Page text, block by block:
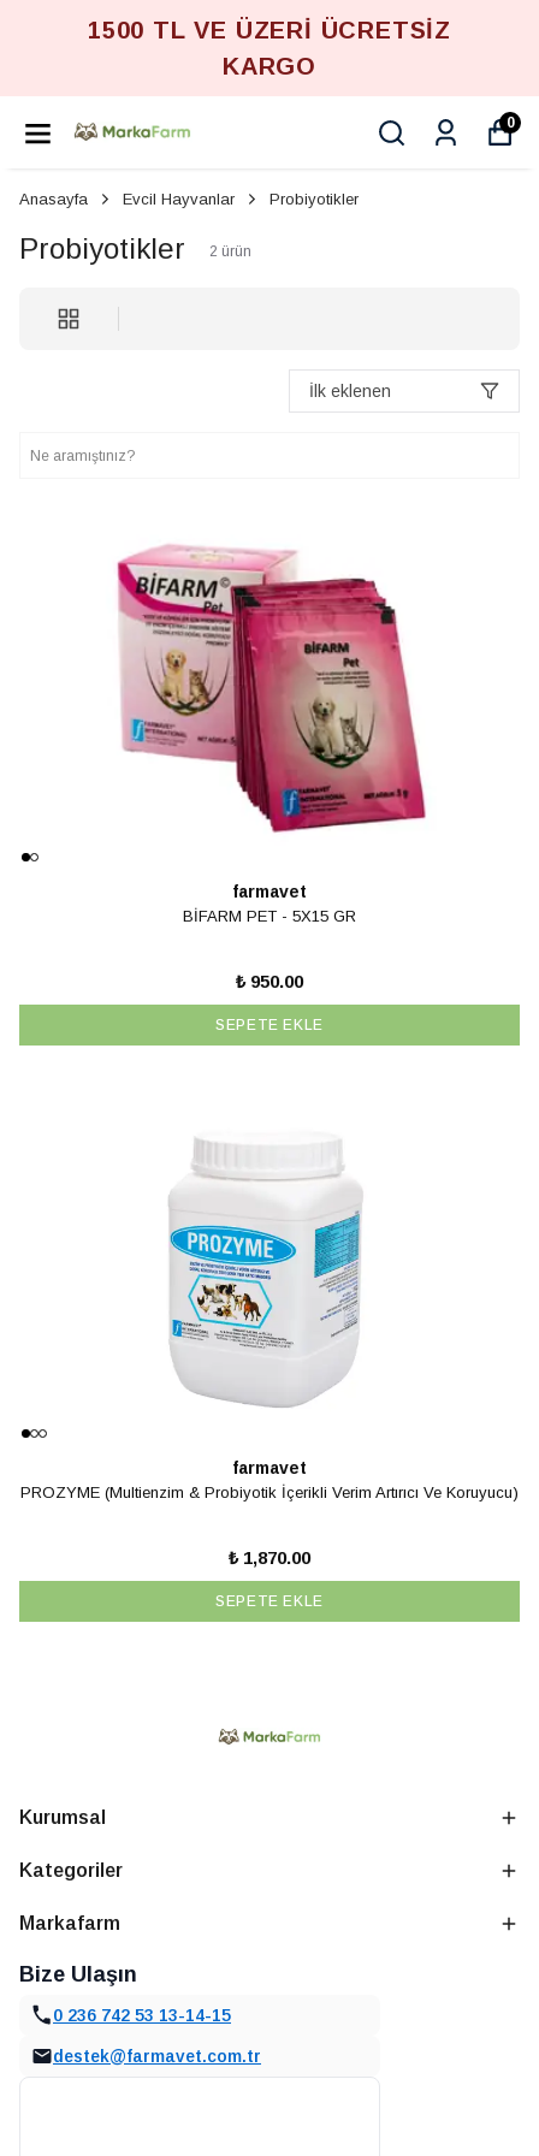
1500 TL VE ÜZERİ ÜCRETSİZ
KARGO
0
Anasayfa Evcil Hayvanlar Probiyotikler
Probiyotikler 2 ürün
İlk eklenen
farmavet
BİFARM PET - 5X15 GR
₺ 950.00
SEPETE EKLE
farmavet
PROZYME (Multienzim & Probiyotik İçerikli Verim Artırıcı Ve Koruyucu)
₺ 1,870.00
SEPETE EKLE
Kurumsal
Kategoriler
Markafarm
Bize Ulaşın
0 236 742 53 13-14-15
destek@farmavet.com.tr